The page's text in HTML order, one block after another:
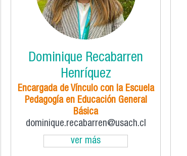
Dominique Recabarren
Henríquez
Encargada de Vínculo con la Escuela
Pedagogía en Educación General
Básica
dominique.recabarren@usach.cl
ver más